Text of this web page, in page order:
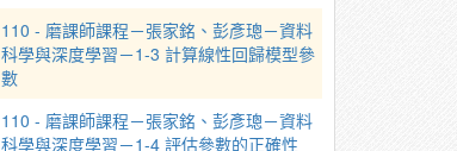
110 - 磨課師課程－張家銘、彭彥璁－資料
科學與深度學習－1-3 計算線性回歸模型參
數
110 - 磨課師課程－張家銘、彭彥璁－資料
科學與深度學習－1-4 評估參數的正確性